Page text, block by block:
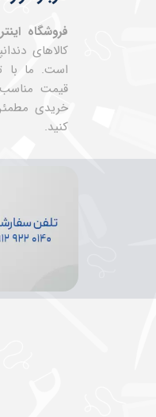
فروشگاه
کالاهای
است. ما با
قیمت مناسب
خریدی
کنید.